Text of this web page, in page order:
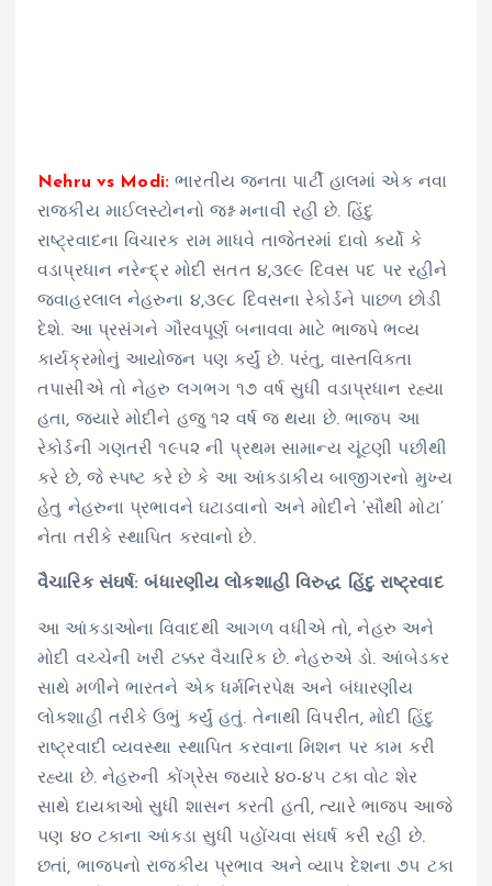
Nehru vs Modi: ભારતીય જનતા પાર્ટી હાલમાં એક નવા
રાજકીય માઈલસ્ટોનનો જશ્ન મનાવી રહી છે. હિંદુ
રાષ્ટ્રવાદના વિચારક રામ માધવે તાજેતરમાં દાવો કર્યો કે
વડાપ્રધાન નરેન્દ્ર મોદી સતત ૪,૩૯૯ દિવસ પદ પર રહીને
જવાહરલાલ નેહરુના ૪,૩૯૮ દિવસના રેકોર્ડને પાછળ છોડી
દેશે. આ પ્રસંગને ગૌરવપૂર્ણ બનાવવા માટે ભાજપે ભવ્ય
કાર્યક્રમોનું આયોજન પણ કર્યું છે. પરંતુ, વાસ્તવિકતા
તપાસીએ તો નેહરુ લગભગ ૧૭ વર્ષ સુધી વડાપ્રધાન રહ્યા
હતા, જ્યારે મોદીને હજુ ૧૨ વર્ષ જ થયા છે. ભાજપ આ
રેકોર્ડની ગણતરી ૧૯૫૨ ની પ્રથમ સામાન્ય ચૂંટણી પછીથી
કરે છે, જે સ્પષ્ટ કરે છે કે આ આંકડાકીય બાજીગરનો મુખ્ય
હેતુ નેહરુના પ્રભાવને ઘટાડવાનો અને મોદીને ‘સૌથી મોટા’
નેતા તરીકે સ્થાપિત કરવાનો છે.
વૈચારિક સંઘર્ષ: બંધારણીય લોકશાહી વિરુદ્ધ હિંદુ રાષ્ટ્રવાદ
આ આંકડાઓના વિવાદથી આગળ વધીએ તો, નેહરુ અને
મોદી વચ્ચેની ખરી ટક્કર વૈચારિક છે. નેહરુએ ડો. આંબેડકર
સાથે મળીને ભારતને એક ધર્મનિરપેક્ષ અને બંધારણીય
લોકશાહી તરીકે ઉભું કર્યું હતું. તેનાથી વિપરીત, મોદી હિંદુ
રાષ્ટ્રવાદી વ્યવસ્થા સ્થાપિત કરવાના મિશન પર કામ કરી
રહ્યા છે. નેહરુની કોંગ્રેસ જ્યારે ૪૦-૪૫ ટકા વોટ શેર
સાથે દાયકાઓ સુધી શાસન કરતી હતી, ત્યારે ભાજપ આજે
પણ ૪૦ ટકાના આંકડા સુધી પહોંચવા સંઘર્ષ કરી રહી છે.
છતાં, ભાજપનો રાજકીય પ્રભાવ અને વ્યાપ દેશના ૭૫ ટકા